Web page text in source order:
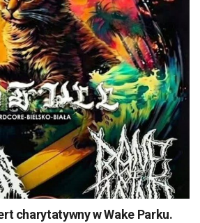
charytatywny w Wake Parku.